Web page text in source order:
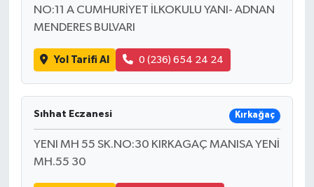
NO:11 A CUMHURİYET İLKOKULU YANI- ADNAN
MENDERES BULVARI
Yol Tarifi Al 0 (236) 654 24 24
Sıhhat Eczanesi Kırkağaç
YENI MH 55 SK.NO:30 KIRKAGAÇ MANISA YENİ
MH.55 30